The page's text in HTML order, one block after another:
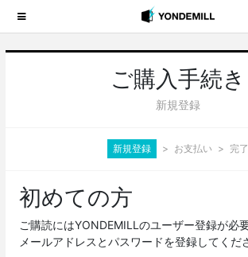
ご購入手続き
新規登録
新規登録 お支払い 完了
初めての方
ご購読にはYONDEMILLのユーザー登録が必要
メールアドレスとパスワードを登録してくだ